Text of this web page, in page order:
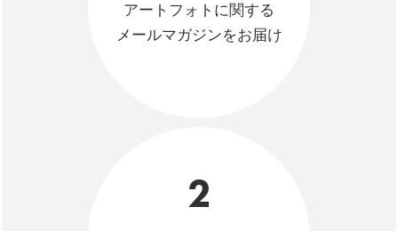
アートフォトに関する
メールマガジンをお届け
2